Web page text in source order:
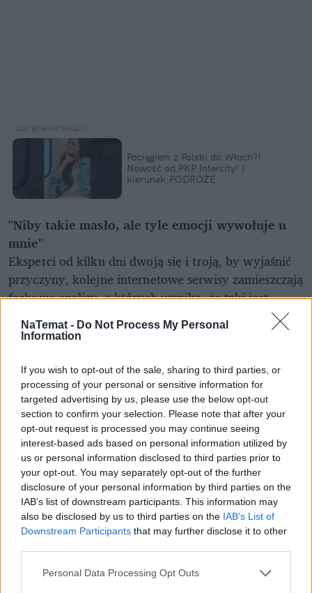
NaTemat - Do Not Process My Personal
Information
If you wish to opt-out of the sale, sharing to third parties, or
processing of your personal or sensitive information for
targeted advertising by us, please use the below opt-out
section to confirm your selection. Please note that after your
opt-out request is processed you may continue seeing
interest-based ads based on personal information utilized by
us or personal information disclosed to third parties prior to
your opt-out. You may separately opt-out of the further
disclosure of your personal information by third parties on the
IAB’s list of downstream participants. This information may
also be disclosed by us to third parties on the IAB’s List of
Downstream Participants that may further disclose it to other
Personal Data Processing Opt Outs
Pociągiem z Polski do Włoch?!
Nowość od PKP Intercity! |
kierunek:PODRÓŻE
"Niby takie masło, ale tyle emocji wywołuje u
mnie"
Eksperci od kilku dni dwoją się i troją, by wyjaśnić
przyczyny, kolejne internetowe serwisy zamieszczają
fachowe analizy, z których wynika, że taki jest
właśnie mleczny trend za granicą, produkcja masła
spadła w całejUEi nie tylko, a cena masła rośnie nie
Niektórzy piszą, że przez ostatni rok zdrożało o 70, 90 a
nawet 100 procent. Drożało już od dawna, ale Polacy
zauważyli zwłaszcza ten ostatni skok.
Europie zaczęły rosnąć. Ceny tzw.